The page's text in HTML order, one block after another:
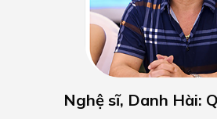
Nghệ sĩ, Danh Hài: